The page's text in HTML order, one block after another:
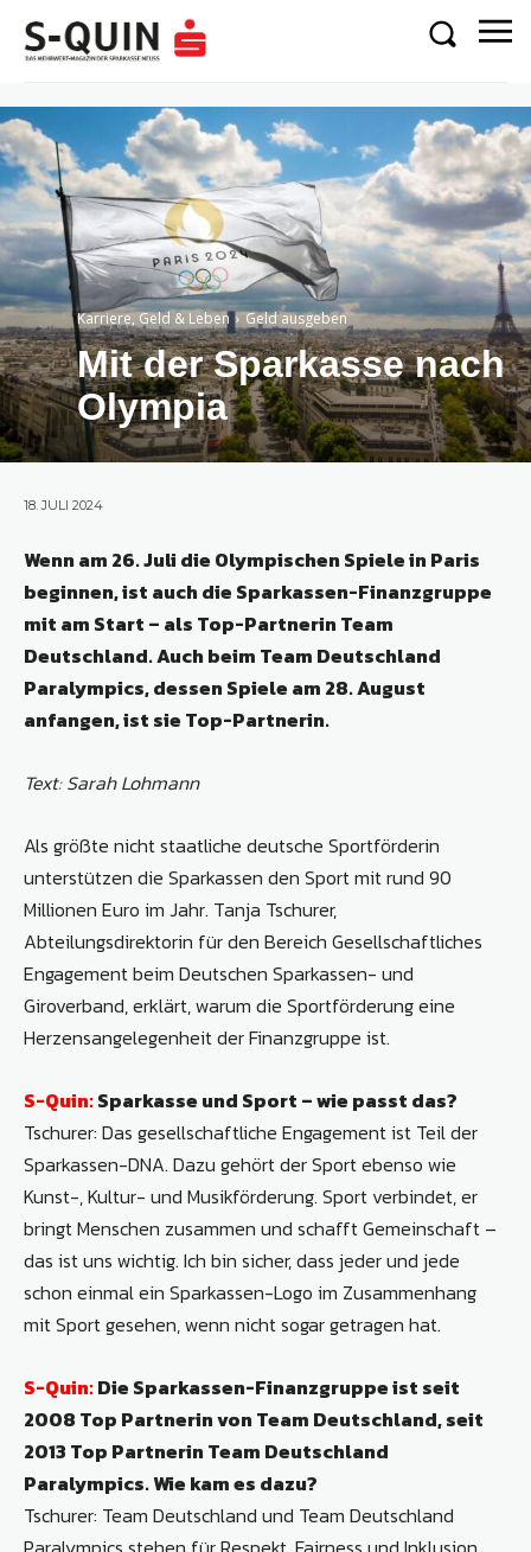
Karriere, Geld & Leben Geld ausgeben
Mit der Sparkasse nach
Olympia
18. JULI 2024
Wenn am 26. Juli die Olympischen Spiele in Paris
beginnen, ist auch die Sparkassen-Finanzgruppe
mit am Start – als Top-Partnerin Team
Deutschland. Auch beim Team Deutschland
Paralympics, dessen Spiele am 28. August
anfangen, ist sie Top-Partnerin.
Text: Sarah Lohmann
Als größte nicht staatliche deutsche Sportförderin
unterstützen die Sparkassen den Sport mit rund 90
Millionen Euro im Jahr. Tanja Tschurer,
Abteilungsdirektorin für den Bereich Gesellschaftliches
Engagement beim Deutschen Sparkassen- und
Giroverband, erklärt, warum die Sportförderung eine
Herzensangelegenheit der Finanzgruppe ist.
S-Quin:Sparkasse und Sport – wie passt das?
Tschurer: Das gesellschaftliche Engagement ist Teil der
Sparkassen-DNA. Dazu gehört der Sport ebenso wie
Kunst-, Kultur- und Musikförderung. Sport verbindet, er
bringt Menschen zusammen und schafft Gemeinschaft –
das ist uns wichtig. Ich bin sicher, dass jeder und jede
schon einmal ein Sparkassen-Logo im Zusammenhang
mit Sport gesehen, wenn nicht sogar getragen hat.
S-Quin:Die Sparkassen-Finanzgruppe ist seit
2008 Top Partnerin von Team Deutschland, seit
2013 Top Partnerin Team Deutschland
Paralympics. Wie kam es dazu?
Tschurer: Team Deutschland und Team Deutschland